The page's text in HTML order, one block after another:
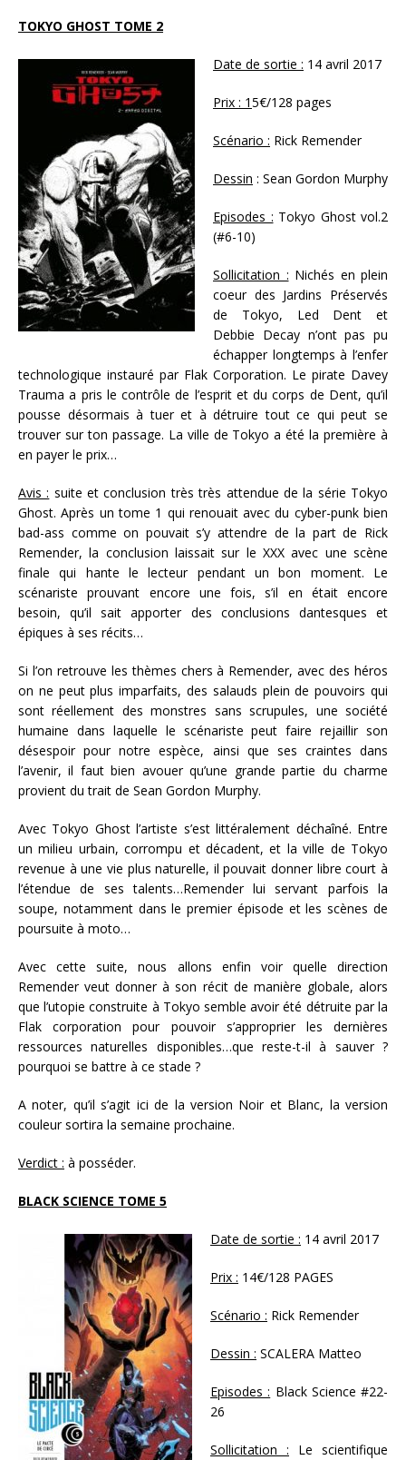
TOKYO GHOST TOME 2
Date de sortie : 14 avril 2017
Prix : 15€/128 pages
Scénario : Rick Remender
Dessin : Sean Gordon Murphy
Episodes : Tokyo Ghost vol.2
(#6-10)
Sollicitation : Nichés en plein
coeur des Jardins Préservés
de Tokyo, Led Dent et
Debbie Decay n’ont pas pu
échapper longtemps à l’enfer
technologique instauré par Flak Corporation. Le pirate Davey
Trauma a pris le contrôle de l’esprit et du corps de Dent, qu’il
pousse désormais à tuer et à détruire tout ce qui peut se
trouver sur ton passage. La ville de Tokyo a été la première à
en payer le prix…
Avis : suite et conclusion très très attendue de la série Tokyo
Ghost. Après un tome 1 qui renouait avec du cyber-punk bien
bad-ass comme on pouvait s’y attendre de la part de Rick
Remender, la conclusion laissait sur le XXX avec une scène
finale qui hante le lecteur pendant un bon moment. Le
scénariste prouvant encore une fois, s’il en était encore
besoin, qu’il sait apporter des conclusions dantesques et
épiques à ses récits…
Si l’on retrouve les thèmes chers à Remender, avec des héros
on ne peut plus imparfaits, des salauds plein de pouvoirs qui
sont réellement des monstres sans scrupules, une société
humaine dans laquelle le scénariste peut faire rejaillir son
désespoir pour notre espèce, ainsi que ses craintes dans
l’avenir, il faut bien avouer qu’une grande partie du charme
provient du trait de Sean Gordon Murphy.
Avec Tokyo Ghost l’artiste s’est littéralement déchaîné. Entre
un milieu urbain, corrompu et décadent, et la ville de Tokyo
revenue à une vie plus naturelle, il pouvait donner libre court à
l’étendue de ses talents…Remender lui servant parfois la
soupe, notamment dans le premier épisode et les scènes de
poursuite à moto…
Avec cette suite, nous allons enfin voir quelle direction
Remender veut donner à son récit de manière globale, alors
que l’utopie construite à Tokyo semble avoir été détruite par la
Flak corporation pour pouvoir s’approprier les dernières
ressources naturelles disponibles…que reste-t-il à sauver ?
pourquoi se battre à ce stade ?
A noter, qu’il s’agit ici de la version Noir et Blanc, la version
couleur sortira la semaine prochaine.
Verdict : à posséder.
BLACK SCIENCE TOME 5
Date de sortie : 14 avril 2017
Prix : 14€/128 PAGES
Scénario : Rick Remender
Dessin : SCALERA Matteo
Episodes : Black Science #22-
26
Sollicitation : Le scientifique